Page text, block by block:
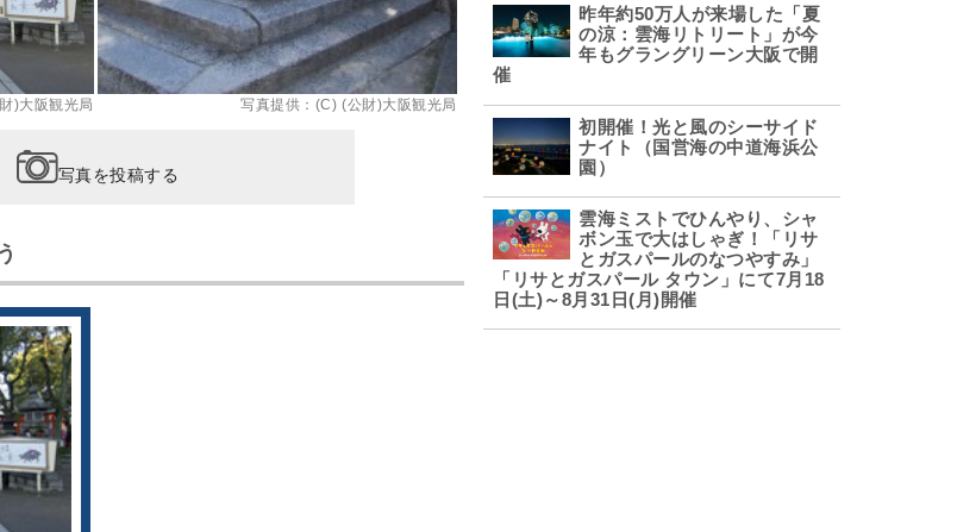
)大阪観光局 写真提供：(C) (公財)大阪観光局
写真を投稿する
昨年約50万人が来場した「夏
の涼：雲海リトリート」が今
年もグラングリーン大阪で開
催
初開催！光と風のシーサイド
ナイト（国営海の中道海浜公
園）
雲海ミストでひんやり、シャ
ボン玉で大はしゃぎ！「リサ
とガスパールのなつやすみ」
「リサとガスパール タウン」にて7月18
日(土)～8月31日(月)開催